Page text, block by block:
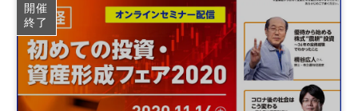
開催
終了